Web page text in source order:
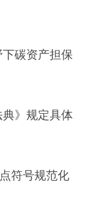
碳资产担保
》规定具体
符号规范化